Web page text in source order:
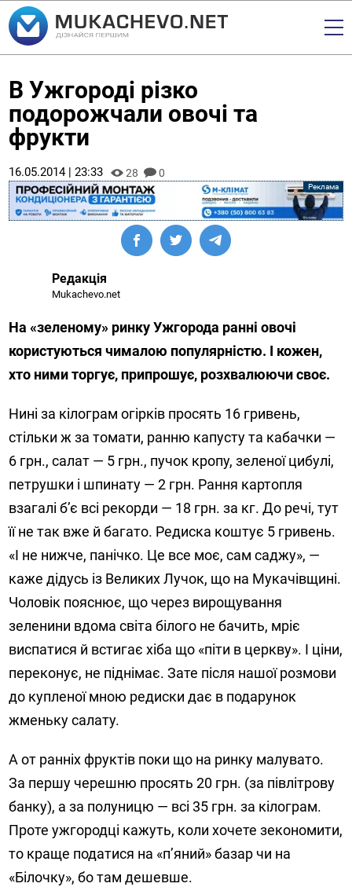
В Ужгороді різко
подорожчали овочі та
фрукти
16.05.2014 | 23:33 28 0
Редакція
Mukachevo.net
На «зеленому» ринку Ужгорода ранні овочі
користуються чималою популярністю. І кожен,
хто ними торгує, припрошує, розхвалюючи своє.
Нині за кілограм огірків просять 16 гривень,
стільки ж за томати, ранню капусту та кабачки —
6 грн., салат — 5 грн., пучок кропу, зеленої цибулі,
петрушки і шпинату — 2 грн. Рання картопля
взагалі б’є всі рекорди — 18 грн. за кг. До речі, тут
її не так вже й багато. Редиска коштує 5 гривень.
«І не нижче, панічко. Це все моє, сам саджу», —
каже дідусь із Великих Лучок, що на Мукачівщині.
Чоловік пояснює, що через вирощування
зеленини вдома світа білого не бачить, мріє
виспатися й встигає хіба що «піти в церкву». І ціни,
переконує, не піднімає. Зате після нашої розмови
до купленої мною редиски дає в подарунок
жменьку салату.
А от ранніх фруктів поки що на ринку малувато.
За першу черешню просять 20 грн. (за півлітрову
банку), а за полуницю — всі 35 грн. за кілограм.
Проте ужгородці кажуть, коли хочете зекономити,
то краще податися на «п’яний» базар чи на
«Білочку», бо там дешевше.